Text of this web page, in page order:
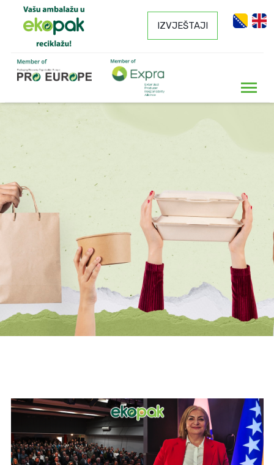
IZVJEŠTAJI